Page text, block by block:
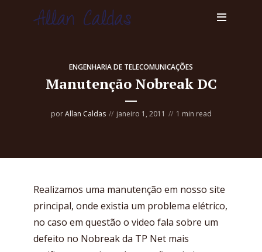
ENGENHARIA DE TELECOMUNICAÇÕES
Manutenção Nobreak DC
porAllan Caldas janeiro 1, 2011 1 min read
Realizamos uma manutenção em nosso site
principal, onde existia um problema elétrico,
no caso em questão o video fala sobre um
defeito no Nobreak da TP Net mais